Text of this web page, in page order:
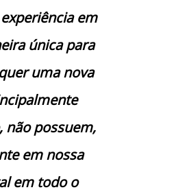
em
única para
uma nova
não possuem,
em nossa
em todo o